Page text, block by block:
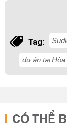
Tag:
dự án tại Hòa
CÓ THỂ